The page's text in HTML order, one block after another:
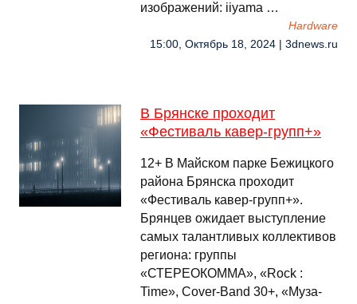
изображений: iiyama …
Hardware
15:00, Октябрь 18, 2024 | 3dnews.ru
В Брянске проходит
«Фестиваль кавер-групп+»
12+ В Майском парке Бежицкого
района Брянска проходит
«Фестиваль кавер-групп+».
Брянцев ожидает выступление
самых талантливых коллективов
региона: группы
«СТЕРЕОКОММА», «Rock :
Time», Cover-Band 30+, «Муза-